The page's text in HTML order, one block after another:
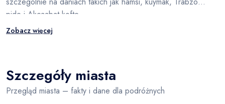
pide i Akcaabat kofte.
Zobacz więcej
Szczegóły miasta
Przegląd miasta – fakty i dane dla podróżnych